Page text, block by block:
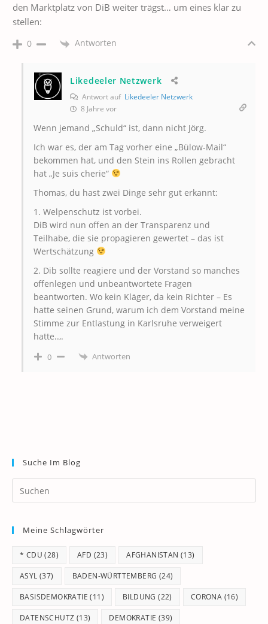
den Marktplatz von DiB weiter trägst… um eines klar zu
stellen:
0 Antworten
Likedeeler Netzwerk
Antwort auf Likedeeler Netzwerk
8 Jahre vor
Wenn jemand „Schuld“ ist, dann nicht Jörg.
Ich war es, der am Tag vorher eine „Bülow-Mail“
bekommen hat, und den Stein ins Rollen gebracht
hat „Je suis cherie“
Thomas, du hast zwei Dinge sehr gut erkannt:
1. Welpenschutz ist vorbei.
DiB wird nun offen an der Transparenz und
Teilhabe, die sie propagieren gewertet – das ist
Wertschätzung
2. Dib sollte reagiere und der Vorstand so manches
offenlegen und unbeantwortete Fragen
beantworten. Wo kein Kläger, da kein Richter – Es
hatte seinen Grund, warum ich dem Vorstand meine
Stimme zur Entlastung in Karlsruhe verweigert
hatte..,.
0 Antworten
Suche Im Blog
Meine Schlagwörter
* CDU (28) AFD (23) AFGHANISTAN (13)
ASYL (37) BADEN-WÜRTTEMBERG (24)
BASISDEMOKRATIE (11) BILDUNG (22) CORONA (16)
DATENSCHUTZ (13) DEMOKRATIE (39)